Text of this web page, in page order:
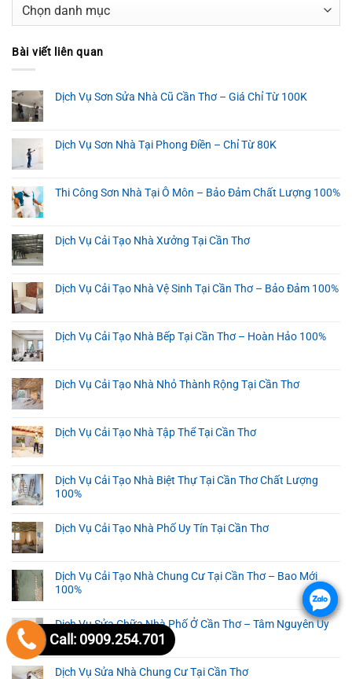
mục
Bài viết liên quan
Dịch Vụ Sơn Sửa Nhà Cũ Cần Thơ – Giá Chỉ Từ 100K
Dịch Vụ Sơn Nhà Tại Phong Điền – Chỉ Từ 80K
Thi Công Sơn Nhà Tại Ô Môn – Bảo Đảm Chất Lượng 100%
Dịch Vụ Cải Tạo Nhà Xưởng Tại Cần Thơ
Dịch Vụ Cải Tạo Nhà Vệ Sinh Tại Cần Thơ – Bảo Đảm 100%
Dịch Vụ Cải Tạo Nhà Bếp Tại Cần Thơ – Hoàn Hảo 100%
Dịch Vụ Cải Tạo Nhà Nhỏ Thành Rộng Tại Cần Thơ
Dịch Vụ Cải Tạo Nhà Tập Thể Tại Cần Thơ
Dịch Vụ Cải Tạo Nhà Biệt Thự Tại Cần Thơ Chất Lượng
100%
Dịch Vụ Cải Tạo Nhà Phố Uy Tín Tại Cần Thơ
Dịch Vụ Cải Tạo Nhà Chung Cư Tại Cần Thơ – Bao Mới
100%
Dịch Vụ Sửa Chữa Nhà Phố Ở Cần Thơ – Tâm Nguyên Uy
Tín 100%
Dịch Vụ Sửa Nhà Chung Cư Tại Cần Thơ
..
Call: 0909.254.701